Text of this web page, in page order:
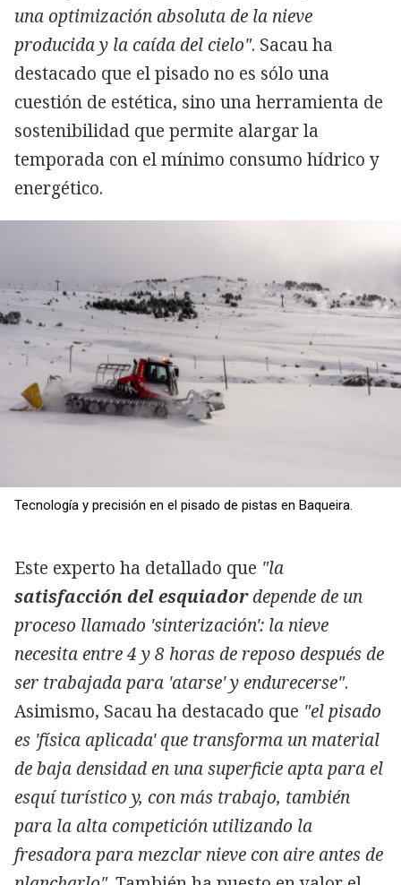
una optimización absoluta de la nieve
producida y la caída del cielo". Sacau ha
destacado que el pisado no es sólo una
cuestión de estética, sino una herramienta de
sostenibilidad que permite alargar la
temporada con el mínimo consumo hídrico y
energético.
Tecnología y precisión en el pisado de pistas en Baqueira.
Este experto ha detallado que "la
satisfacción del esquiadordepende de un
proceso llamado 'sinterización': la nieve
necesita entre 4 y 8 horas de reposo después de
ser trabajada para 'atarse' y endurecerse".
Asimismo, Sacau ha destacado que "el pisado
es 'física aplicada' que transforma un material
de baja densidad en una superficie apta para el
esquí turístico y, con más trabajo, también
para la alta competición utilizando la
fresadora para mezclar nieve con aire antes de